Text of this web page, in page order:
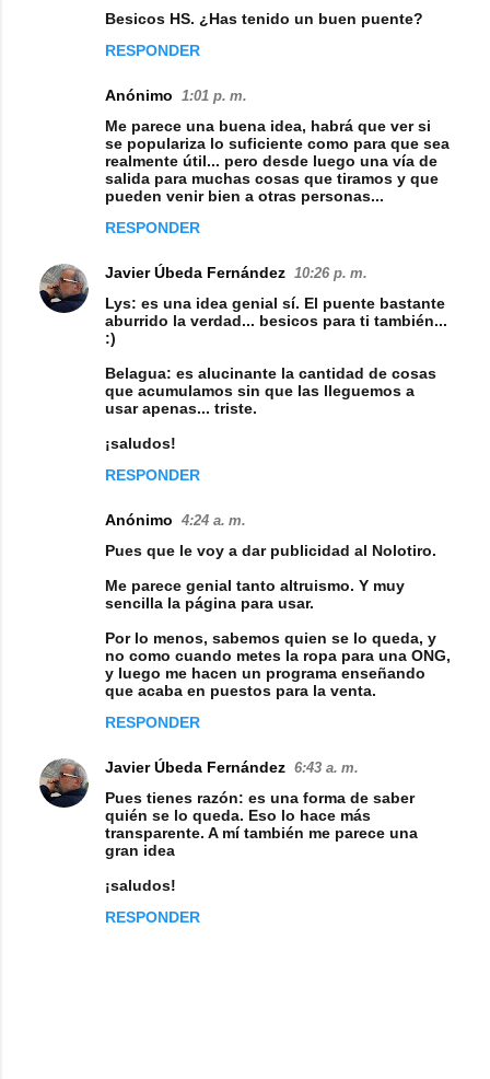
Besicos HS. ¿Has tenido un buen puente?
RESPONDER
Anónimo 1:01 p. m.
Me parece una buena idea, habrá que ver si
se populariza lo suficiente como para que sea
realmente útil... pero desde luego una vía de
salida para muchas cosas que tiramos y que
pueden venir bien a otras personas...
RESPONDER
Javier Úbeda Fernández 10:26 p. m.
Lys: es una idea genial sí. El puente bastante
aburrido la verdad... besicos para ti también...
:)
Belagua: es alucinante la cantidad de cosas
que acumulamos sin que las lleguemos a
usar apenas... triste.
¡saludos!
RESPONDER
Anónimo 4:24 a. m.
Pues que le voy a dar publicidad al Nolotiro.
Me parece genial tanto altruismo. Y muy
sencilla la página para usar.
Por lo menos, sabemos quien se lo queda, y
no como cuando metes la ropa para una ONG,
y luego me hacen un programa enseñando
que acaba en puestos para la venta.
RESPONDER
Javier Úbeda Fernández 6:43 a. m.
Pues tienes razón: es una forma de saber
quién se lo queda. Eso lo hace más
transparente. A mí también me parece una
gran idea
¡saludos!
RESPONDER